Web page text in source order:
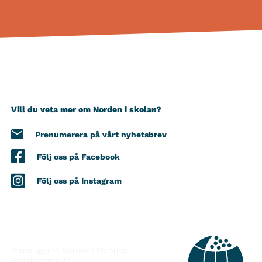
Vill du veta mer om Norden i skolan?
Prenumerera på vårt nyhetsbrev
Följ oss på Facebook
Följ oss på Instagram